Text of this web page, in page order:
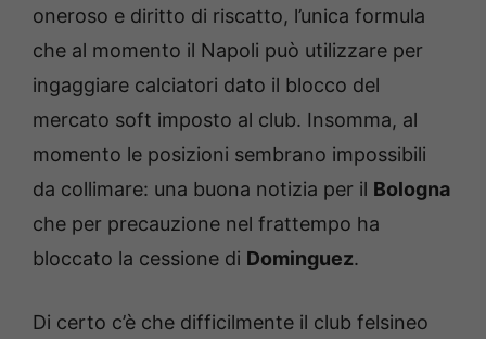
oneroso e diritto di riscatto, l’unica formula
che al momento il Napoli può utilizzare per
ingaggiare calciatori dato il blocco del
mercato soft imposto al club. Insomma, al
momento le posizioni sembrano impossibili
da collimare: una buona notizia per il Bologna
che per precauzione nel frattempo ha
bloccato la cessione di Dominguez.
Di certo c’è che difficilmente il club felsineo